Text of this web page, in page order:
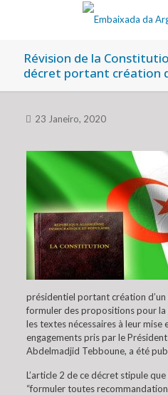
Révision de la
décret portant création
23 Janeiro, 2020
présidentiel portant création
formuler des propositions pour
les textes nécessaires à leur
engagements pris par le
Abdelmadjid Tebboune, a été
L’article 2 de ce décret stipule
“formuler toutes